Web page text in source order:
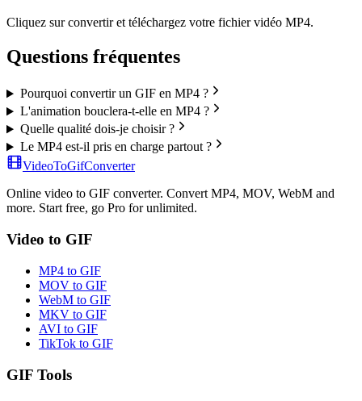
Cliquez sur convertir et téléchargez votre fichier vidéo MP4.
Questions fréquentes
Pourquoi convertir un GIF en MP4 ?
L'animation bouclera-t-elle en MP4 ?
Quelle qualité dois-je choisir ?
Le MP4 est-il pris en charge partout ?
VideoToGifConverter
Online video to GIF converter. Convert MP4, MOV, WebM and
more. Start free, go Pro for unlimited.
Video to GIF
MP4 to GIF
MOV to GIF
WebM to GIF
MKV to GIF
AVI to GIF
TikTok to GIF
GIF Tools